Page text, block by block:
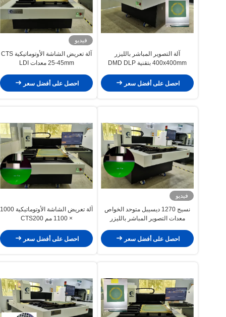
آلة التصوير المباشر بالليزر
400x400mm بتقنية DMD DLP
احصل على أفضل سعر
فيديو
آلة تعريض الشاشة الأوتوماتيكية CTS
25-45mm معدات LDI
احصل على أفضل سعر
فيديو
نسيج 1270 ديسيبل متوحد الخواص
معدات التصوير المباشر بالليزر
احصل على أفضل سعر
آلة تعريض الشاشة الأوتوماتيكية 1000
× 1100 مم CTS200
احصل على أفضل سعر